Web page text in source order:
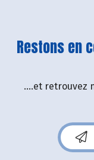
Restons en
....et retrouvez